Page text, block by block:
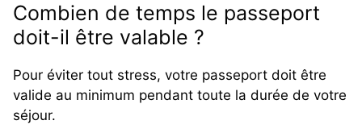
Combien de temps le passeport
doit-il être valable ?
Pour éviter tout stress, votre passeport doit être
valide au minimum pendant toute la durée de votre
séjour.